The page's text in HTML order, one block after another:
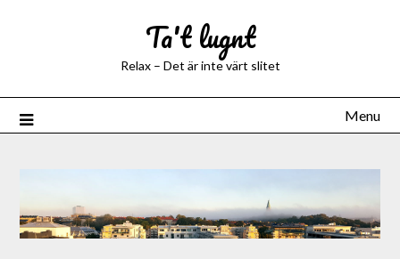
Ta't lugnt
Relax – Det är inte värt slitet
Menu